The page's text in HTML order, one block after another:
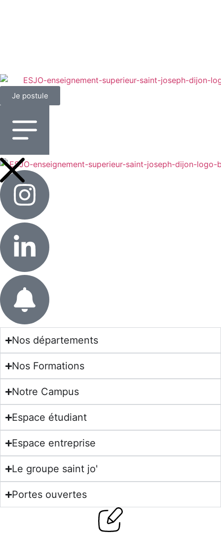
Je postule
Nos départements
Nos Formations
Notre Campus
Espace étudiant
Espace entreprise
Le groupe saint jo'
Portes ouvertes